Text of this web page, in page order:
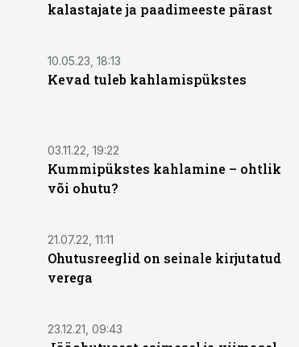
kalastajate ja paadimeeste pärast
10.05.23, 18:13
Kevad tuleb kahlamispükstes
03.11.22, 19:22
Kummipükstes kahlamine – ohtlik
või ohutu?
21.07.22, 11:11
Ohutusreeglid on seinale kirjutatud
verega
23.12.21, 09:43